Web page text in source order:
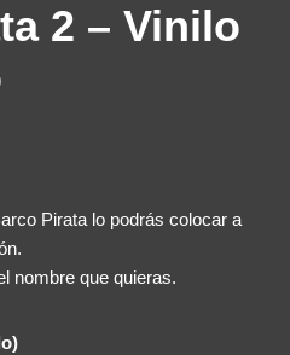
2 – Vinilo
Pirata lo podrás colocar a
nombre que quieras.